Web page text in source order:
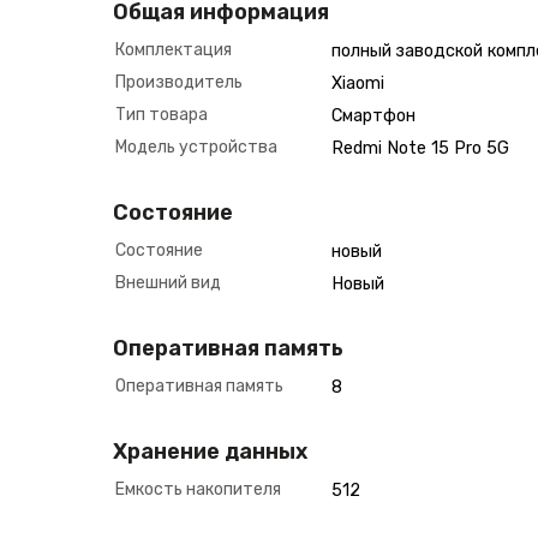
Общая информация
Комплектация
полный заводской
Производитель
Xiaomi
Тип товара
Смартфон
Модель устройства
Redmi Note 15 Pro 5G
Состояние
Состояние
новый
Внешний вид
Новый
Оперативная память
Оперативная память 8
Хранение данных
Емкость накопителя 512